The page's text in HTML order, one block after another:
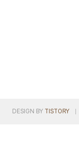
DESIGN BY TISTORY